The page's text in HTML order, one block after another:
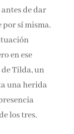
de
por sí
la
pero
vida de
oculta
días. Su
historia de